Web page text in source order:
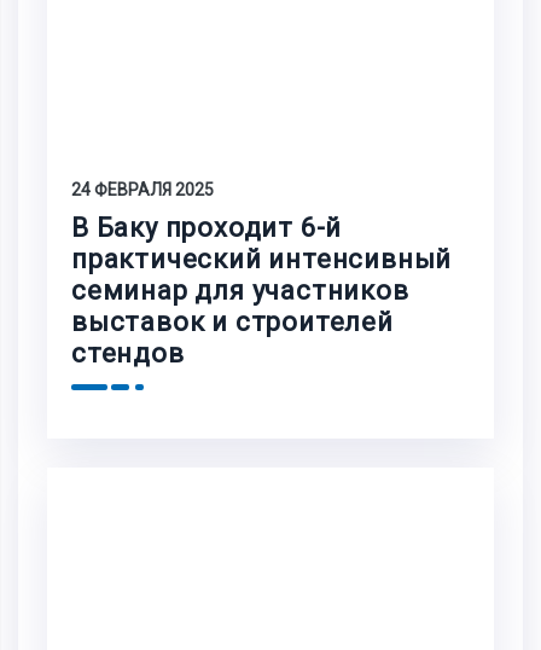
24 ФЕВРАЛЯ 2025
В Баку проходит 6-й
практический интенсивный
семинар для участников
выставок и строителей
стендов